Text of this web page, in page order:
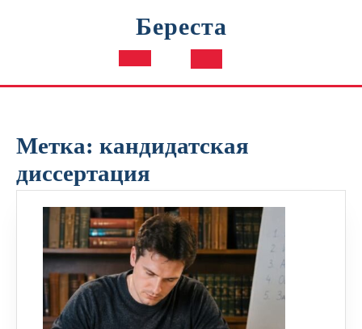
Береста
Кнопка
Метка: кандидатская
диссертация